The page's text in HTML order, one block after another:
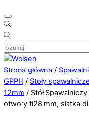
Strona główna /
GPPH / Stoły
12mm / Stół
otwory fi28 mm, siatka